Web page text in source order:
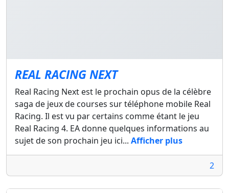
REAL RACING NEXT
Real Racing Next est le prochain opus de la célèbre
saga de jeux de courses sur téléphone mobile Real
Racing. Il est vu par certains comme étant le jeu
Real Racing 4. EA donne quelques informations au
sujet de son prochain jeu ici... Afficher plus
2